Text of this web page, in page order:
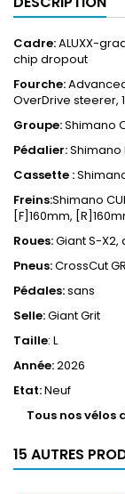
Cadre:ALUXX-
chip dropout
Fourche:
OverDrive steerer,
Groupe:Shimano
Pédalier:Shimano
Cassette :
Freins:Shimano
[F]160mm,
Roues:Giant S-X2,
Pneus:CrossCut
Pédales:sans
Selle:Giant Grit
Taille: L
Année:2026
Etat:Neuf
Tous nos vélos
15 AUTRES